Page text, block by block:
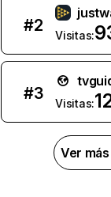
#2
Visitas:
#3
Visitas:
Ver